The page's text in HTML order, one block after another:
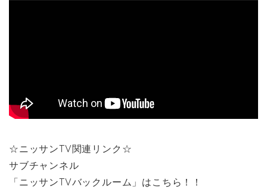
☆ニッサンTV関連リンク☆
サブチャンネル
「ニッサンTVバックルーム」はこちら！！